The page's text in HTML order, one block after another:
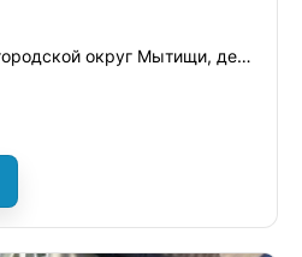
Московская область, городской округ Мытищи, деревня Ульянково, ул. Окольная